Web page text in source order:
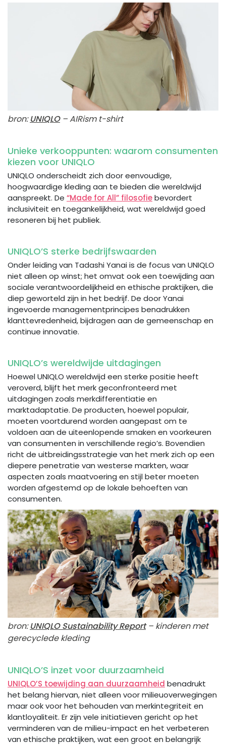
bron:UNIQLO– AIRism t-shirt
Unieke verkooppunten: waarom consumenten
kiezen voor UNIQLO
UNIQLO onderscheidt zich door eenvoudige,
hoogwaardige kleding aan te bieden die wereldwijd
aanspreekt. De “Made for All” filosofiebevordert
inclusiviteit en toegankelijkheid, wat wereldwijd goed
resoneren bij het publiek.
UNIQLO’S sterke bedrijfswaarden
Onder leiding van Tadashi Yanai is de focus van UNIQLO
niet alleen op winst; het omvat ook een toewijding aan
sociale verantwoordelijkheid en ethische praktijken, die
diep geworteld zijn in het bedrijf. De door Yanai
ingevoerde managementprincipes benadrukken
klanttevredenheid, bijdragen aan de gemeenschap en
continue innovatie.
UNIQLO’s wereldwijde uitdagingen
Hoewel UNIQLO wereldwijd een sterke positie heeft
veroverd, blijft het merk geconfronteerd met
uitdagingen zoals merkdifferentiatie en
marktadaptatie. De producten, hoewel populair,
moeten voortdurend worden aangepast om te
voldoen aan de uiteenlopende smaken en voorkeuren
van consumenten in verschillende regio’s. Bovendien
richt de uitbreidingsstrategie van het merk zich op een
diepere penetratie van westerse markten, waar
aspecten zoals maatvoering en stijl beter moeten
worden afgestemd op de lokale behoeften van
consumenten.
bron:UNIQLO Sustainability Report– kinderen met
gerecyclede kleding
UNIQLO’S inzet voor duurzaamheid
UNIQLO’S toewijding aan duurzaamheid benadrukt
het belang hiervan, niet alleen voor milieuoverwegingen
maar ook voor het behouden van merkintegriteit en
klantloyaliteit. Er zijn vele initiatieven gericht op het
verminderen van de milieu-impact en het verbeteren
van ethische praktijken, wat een groot en belangrijk